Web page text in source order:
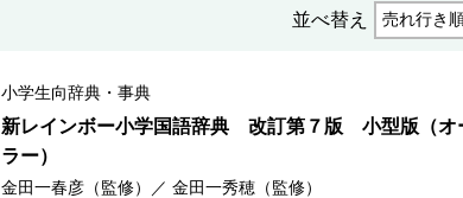
並べ替え
小学生向辞典・事典
新レインボー小学国語辞典 改訂第７版 小型版（オ
ラー）
金田一春彦（監修） ／ 金田一秀穂（監修）